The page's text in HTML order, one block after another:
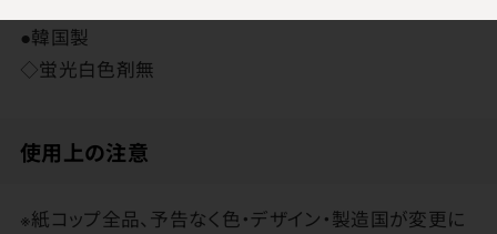
●韓国製
◇蛍光白色剤無
使用上の注意
※紙コップ全品、予告なく色・デザイン・製造国が変更に